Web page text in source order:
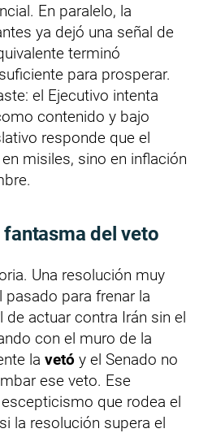
En paralelo, la
ya dejó una señal de
terminó
para prosperar.
el Ejecutivo intenta
contenido y bajo
responde que el
misiles, sino en inflación
del veto
Una resolución muy
para frenar la
actuar contra Irán sin el
con el muro de la
la vetó y el Senado no
ese veto. Ese
que rodea el
la resolución supera el